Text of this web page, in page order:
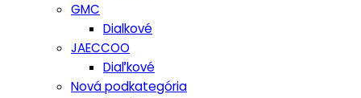
GMC
Dialkové
JAECCOO
Diaľkové
Nová podkategória